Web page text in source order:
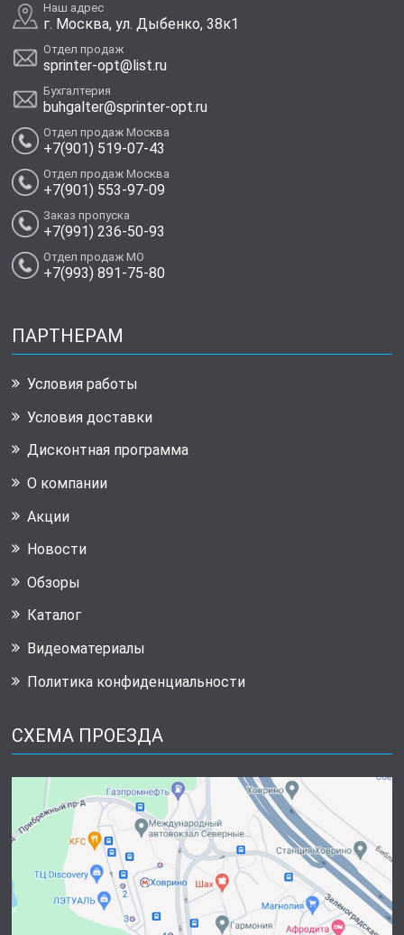
Наш адрес
г. Москва, ул. Дыбенко, 38к1
Отдел продаж
sprinter-opt@list.ru
Бухгалтерия
buhgalter@sprinter-opt.ru
Отдел продаж Москва
+7(901) 519-07-43
Отдел продаж Москва
+7(901) 553-97-09
Заказ пропуска
+7(991) 236-50-93
Отдел продаж МО
+7(993) 891-75-80
ПАРТНЕРАМ
Условия работы
Условия доставки
Дисконтная программа
О компании
Акции
Новости
Обзоры
Каталог
Видеоматериалы
Политика конфиденциальности
СХЕМА ПРОЕЗДА